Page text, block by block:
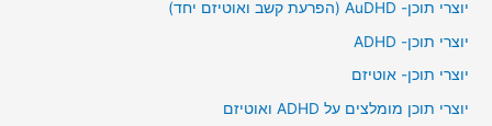
o
r
:
יוצרי תוכן- AuDHD (הפרעת קשב ואוטיזם יחד)
יוצרי תוכן- ADHD
יוצרי תוכן- אוטיזם
יוצרי תוכן מומלצים על ADHD ואוטיזם